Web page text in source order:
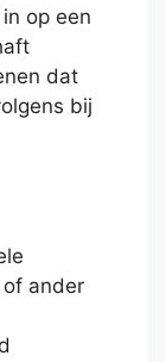
op een
dat
bij
ander